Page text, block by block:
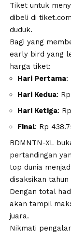
Tiket untuk
dibeli di
duduk.
Bagi yang
early bird yang
harga tiket:
Hari Pertama:
Hari Kedua:
Hari Ketiga:
Final: Rp
BDMNTN-XL
pertandingan
top dunia
disaksikan tahun
Dengan total
akan tampil
juara.
Nikmati